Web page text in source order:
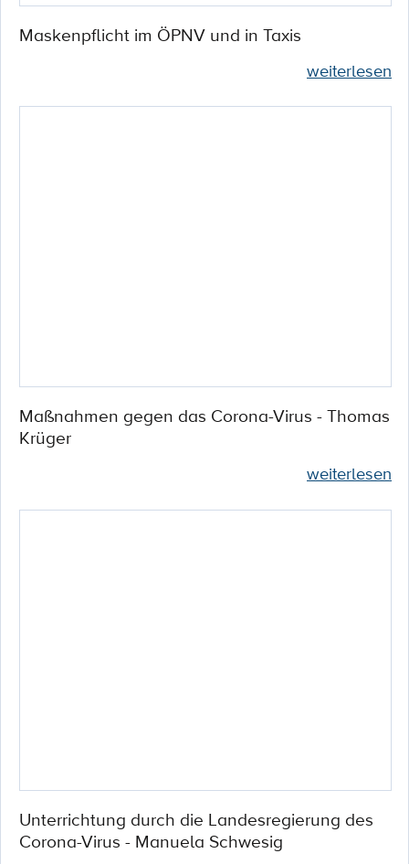
Maskenpflicht im ÖPNV und in Taxis
weiterlesen
Maßnahmen gegen das Corona-Virus - Thomas
Krüger
weiterlesen
Unterrichtung durch die Landesregierung des
Corona-Virus - Manuela Schwesig